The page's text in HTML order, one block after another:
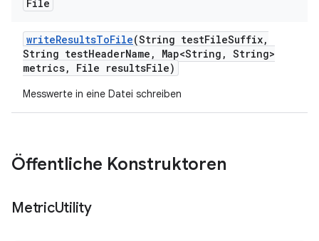
File
writeResultsToFile(String testFileSuffix,
String testHeaderName , Map<String , String>
metrics, File resultsFile)
Messwerte in eine Datei schreiben
Öffentliche Konstruktoren
MetricUtility